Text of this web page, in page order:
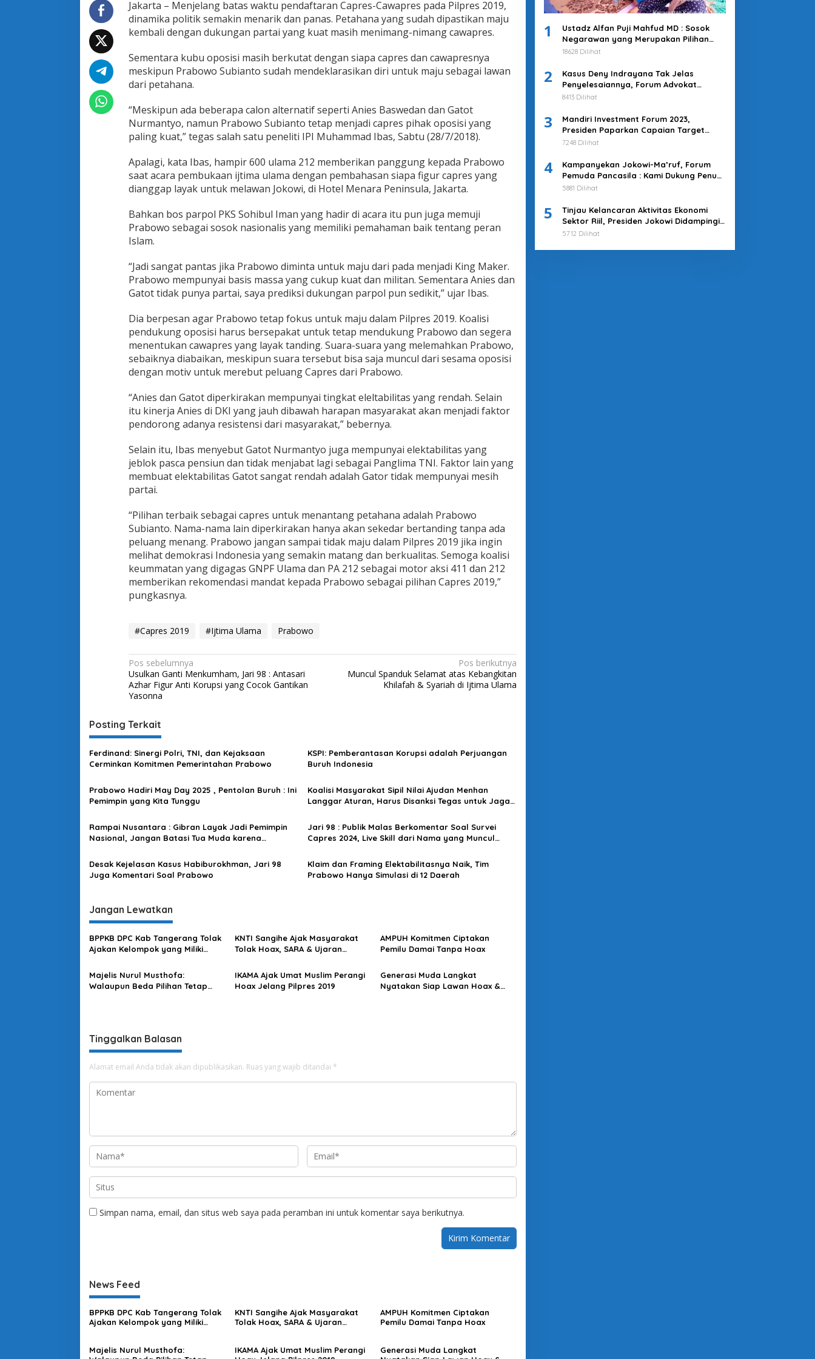
g
I
t
i
a
l
a
m
P
r
a
o
w
o
n
g
a
n
a
m
p
a
i
T
d
a
k
M
j
u
d
i
l
p
r
e
s
2
0
1
Jakarta – Menjelang batas waktu pendaftaran Capres-Cawapres pada Pilpres 2019,
dinamika politik semakin menarik dan panas. Petahana yang sudah dipastikan maju
kembali dengan dukungan partai yang kuat masih menimang-nimang cawapres.
Sementara kubu oposisi masih berkutat dengan siapa capres dan cawapresnya
meskipun Prabowo Subianto sudah mendeklarasikan diri untuk maju sebagai lawan
dari petahana.
“Meskipun ada beberapa calon alternatif seperti Anies Baswedan dan Gatot
Nurmantyo, namun Prabowo Subianto tetap menjadi capres pihak oposisi yang
paling kuat,” tegas salah satu peneliti IPI Muhammad Ibas, Sabtu (28/7/2018).
Apalagi, kata Ibas, hampir 600 ulama 212 memberikan panggung kepada Prabowo
saat acara pembukaan ijtima ulama dengan pembahasan siapa figur capres yang
dianggap layak untuk melawan Jokowi, di Hotel Menara Peninsula, Jakarta.
Bahkan bos parpol PKS Sohibul Iman yang hadir di acara itu pun juga memuji
Prabowo sebagai sosok nasionalis yang memiliki pemahaman baik tentang peran
Islam.
“Jadi sangat pantas jika Prabowo diminta untuk maju dari pada menjadi King Maker.
Prabowo mempunyai basis massa yang cukup kuat dan militan. Sementara Anies dan
Gatot tidak punya partai, saya prediksi dukungan parpol pun sedikit,” ujar Ibas.
Dia berpesan agar Prabowo tetap fokus untuk maju dalam Pilpres 2019. Koalisi
pendukung oposisi harus bersepakat untuk tetap mendukung Prabowo dan segera
menentukan cawapres yang layak tanding. Suara-suara yang melemahkan Prabowo,
sebaiknya diabaikan, meskipun suara tersebut bisa saja muncul dari sesama oposisi
dengan motiv untuk merebut peluang Capres dari Prabowo.
“Anies dan Gatot diperkirakan mempunyai tingkat eleltabilitas yang rendah. Selain
itu kinerja Anies di DKI yang jauh dibawah harapan masyarakat akan menjadi faktor
pendorong adanya resistensi dari masyarakat,” bebernya.
Selain itu, Ibas menyebut Gatot Nurmantyo juga mempunyai elektabilitas yang
jeblok pasca pensiun dan tidak menjabat lagi sebagai Panglima TNI. Faktor lain yang
membuat elektabilitas Gatot sangat rendah adalah Gator tidak mempunyai mesih
partai.
“Pilihan terbaik sebagai capres untuk menantang petahana adalah Prabowo
Subianto. Nama-nama lain diperkirakan hanya akan sekedar bertanding tanpa ada
peluang menang. Prabowo jangan sampai tidak maju dalam Pilpres 2019 jika ingin
melihat demokrasi Indonesia yang semakin matang dan berkualitas. Semoga koalisi
keummatan yang digagas GNPF Ulama dan PA 212 sebagai motor aksi 411 dan 212
memberikan rekomendasi mandat kepada Prabowo sebagai pilihan Capres 2019,”
pungkasnya.
#Capres 2019 #Ijtima Ulama Prabowo
N
a
v
i
g
a
s
i
p
s
Pos sebelumnya
Usulkan Ganti Menkumham, Jari 98 : Antasari
Azhar Figur Anti Korupsi yang Cocok Gantikan
Yasonna
Pos berikutnya
Muncul Spanduk Selamat atas Kebangkitan
Khilafah & Syariah di Ijtima Ulama
Posting Terkait
Ferdinand: Sinergi Polri, TNI, dan Kejaksaan
Cerminkan Komitmen Pemerintahan Prabowo
KSPI: Pemberantasan Korupsi adalah Perjuangan
Buruh Indonesia
Prabowo Hadiri May Day 2025 , Pentolan Buruh : Ini
Pemimpin yang Kita Tunggu
Koalisi Masyarakat Sipil Nilai Ajudan Menhan
Langgar Aturan, Harus Disanksi Tegas untuk Jaga
Rampai Nusantara : Gibran Layak Jadi Pemimpin
Nasional, Jangan Batasi Tua Muda karena
Jari 98 : Publik Malas Berkomentar Soal Survei
Capres 2024, Live Skill dari Nama yang Muncul
Desak Kejelasan Kasus Habiburokhman, Jari 98
Juga Komentari Soal Prabowo
Klaim dan Framing Elektabilitasnya Naik, Tim
Prabowo Hanya Simulasi di 12 Daerah
Jangan Lewatkan
BPPKB DPC Kab Tangerang Tolak
Ajakan Kelompok yang Miliki
Persatuan
KNTI Sangihe Ajak Masyarakat
Tolak Hoax, SARA & Ujaran
AMPUH Komitmen Ciptakan
Pemilu Damai Tanpa Hoax
Majelis Nurul Musthofa:
Walaupun Beda Pilihan Tetap
IKAMA Ajak Umat Muslim Perangi
Hoax Jelang Pilpres 2019
Generasi Muda Langkat
Nyatakan Siap Lawan Hoax &
Tinggalkan Balasan
Alamat email Anda tidak akan dipublikasikan. Ruas yang wajib ditandai *
Simpan nama, email, dan situs web saya pada peramban ini untuk komentar saya berikutnya.
News Feed
BPPKB DPC Kab Tangerang Tolak
Ajakan Kelompok yang Miliki
KNTI Sangihe Ajak Masyarakat
Tolak Hoax, SARA & Ujaran
AMPUH Komitmen Ciptakan
Pemilu Damai Tanpa Hoax
Majelis Nurul Musthofa:
IKAMA Ajak Umat Muslim Perangi
Generasi Muda Langkat
1
Ustadz Alfan Puji Mahfud MD : Sosok
Negarawan yang Merupakan Pilihan
Tepat
18628 Dilihat
2
Kasus Deny Indrayana Tak Jelas
Penyelesaiannya, Forum Advokat
Pengawal Demokrasi : Ayo Segera
8413 Dilihat
3
Mandiri Investment Forum 2023,
Presiden Paparkan Capaian Target
Investasi Indonesia
7248 Dilihat
4
Kampanyekan Jokowi-Ma’ruf, Forum
Pemuda Pancasila : Kami Dukung Penuh
Untuk Memimpin di 2019-2024
5881 Dilihat
5
Tinjau Kelancaran Aktivitas Ekonomi
Sektor Riil, Presiden Jokowi Didampingi
Pj Gubernur Heru Kunjungi Pasar Tanah
5712 Dilihat